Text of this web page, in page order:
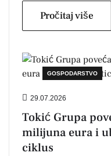
Pročitaj više
GOSPODARSTVO
29.07.2026
Tokić Grupa
milijuna eura i
ciklus